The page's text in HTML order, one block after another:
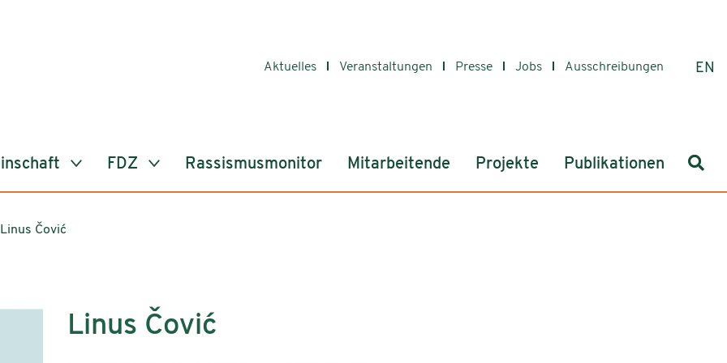
Aktuelles Veranstaltungen Presse Jobs Ausschreibungen EN
FDZ Rassismusmonitor Mitarbeitende Projekte Publikationen
Linus Čović
Linus Čović